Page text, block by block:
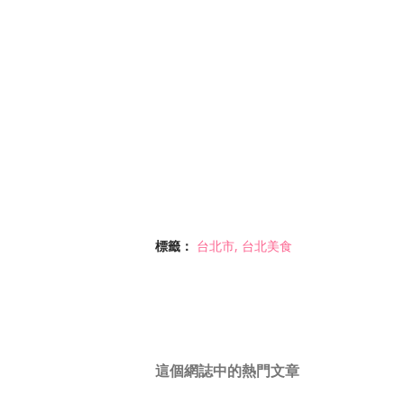
標籤： 台北市 台北美食
這個網誌中的熱門文章